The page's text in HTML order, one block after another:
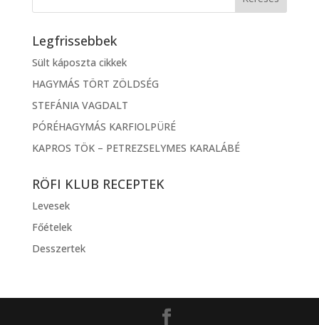
Legfrissebbek
Sült káposzta cikkek
HAGYMÁS TÖRT ZÖLDSÉG
STEFÁNIA VAGDALT
PÓRÉHAGYMÁS KARFIOLPÜRÉ
KAPROS TÖK – PETREZSELYMES KARALÁBÉ
RÖFI KLUB RECEPTEK
Levesek
Főételek
Desszertek